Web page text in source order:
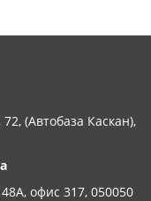
(Автобаза Каскан),
офис 317, 050050